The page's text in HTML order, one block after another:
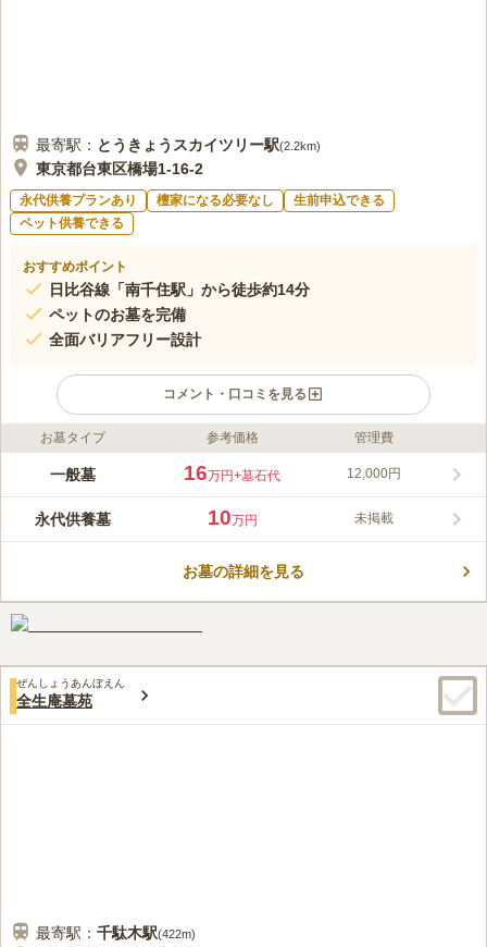
最寄駅： とうきょうスカイツリー駅(2.2km)
東京都台東区橋場1-16-2
永代供養プランあり 檀家になる必要なし
生前申込できる
ペット供養できる
おすすめポイント
日比谷線「南千住駅」から徒歩約14分
ペットのお墓を完備
全面バリアフリー設計
コメント・口コミを見る
ライフドット編集部のコメント
都内に貴重な新規霊園がオープンしました。隅田川のほとりにあ
で創られており、ご年配の方や、小さなお子様連れの方、お身体
の不自由な方等、誰でも安心して参拝することができます。 ペ
トも同じ空間で眠ることができます。
みんなの評価
3.8 口コミ1件
20代
口コミの続きを読む
お墓タイプ 参考価格 管理費
一般墓 16万円+墓石代 12,000円
永代供養墓 10万円 未掲載
お墓の詳細を見る
ぜんしょうあんぼえん
全生庵墓苑
最寄駅： 千駄木駅(422m)